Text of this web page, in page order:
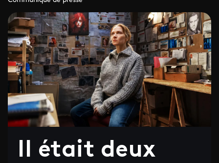
Il était deux